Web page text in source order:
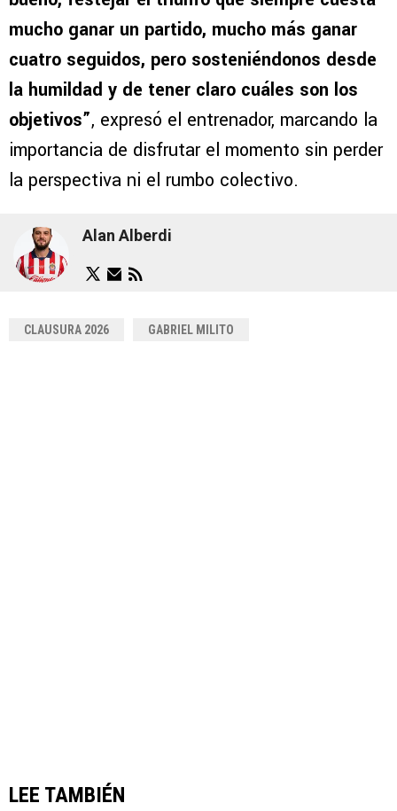
mucho ganar un partido, mucho más ganar
cuatro seguidos, pero sosteniéndonos desde
la humildad y de tener claro cuáles son los
objetivos”, expresó el entrenador, marcando la
importancia de disfrutar el momento sin perder
la perspectiva ni el rumbo colectivo.
Alan Alberdi
CLAUSURA 2026 GABRIEL MILITO
LEE TAMBIÉN